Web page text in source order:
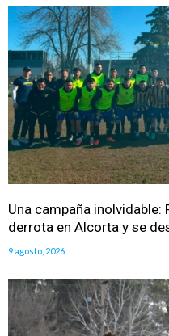
Una campaña
derrota en Alcorta y se
9 agosto, 2026